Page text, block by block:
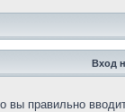
Вход
правильно